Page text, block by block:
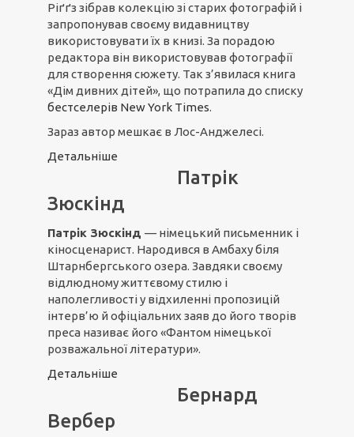
Ріґґз зібрав колекцію зі старих фотографій і
запропонував своєму видавництву
використовувати їх в книзі. За порадою
редактора він використовував фотографії
для створення сюжету. Так з’явилася книга
«Дім дивних дітей», що потрапила до списку
бестселерів New York Times.
Зараз автор мешкає в Лос-Анджелесі.
Детальніше
Патрік
Зюскінд
Патрік Зюскінд — німецький письменник і
кіносценарист. Народився в Амбаху біля
Штарнбергського озера. Завдяки своєму
відлюдному життєвому стилю і
наполегливості у відхиленні пропозицій
інтерв’ю й офіціальних заяв до його творів
преса називає його «Фантом німецької
розважальної літератури».
Детальніше
Бернард
Вербер